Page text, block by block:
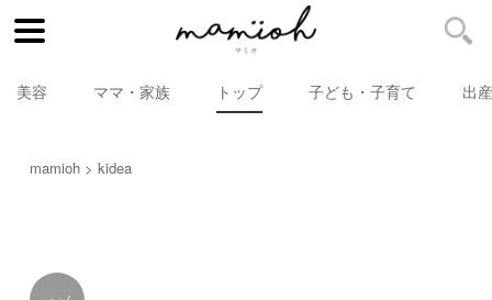
美容 ママ・家族 トップ 子ども・子育て 出
mamioh kidea